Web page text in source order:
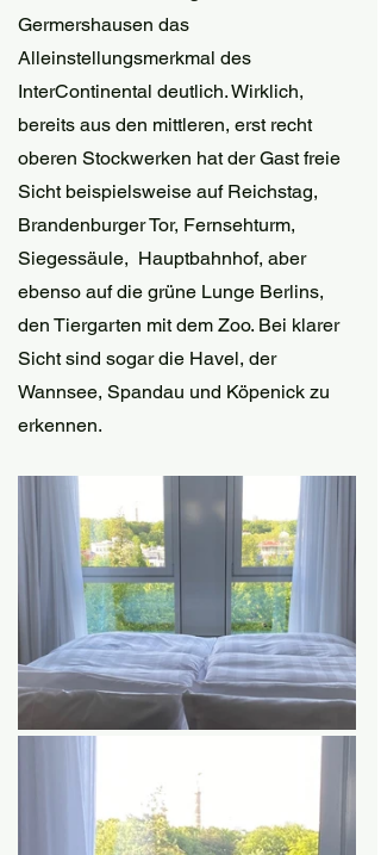
Germershausen das
Alleinstellungsmerkmal des
InterContinental deutlich. Wirklich,
bereits aus den mittleren, erst recht
oberen Stockwerken hat der Gast freie
Sicht beispielsweise auf Reichstag,
Brandenburger Tor, Fernsehturm,
Siegessäule,  Hauptbahnhof, aber
ebenso auf die grüne Lunge Berlins,
den Tiergarten mit dem Zoo. Bei klarer
Sicht sind sogar die Havel, der
Wannsee, Spandau und Köpenick zu
erkennen.